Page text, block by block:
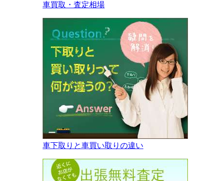
車買取・査定相場
車下取りと車買い取りの違い